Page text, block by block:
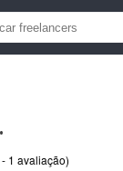
- 1 avaliação)